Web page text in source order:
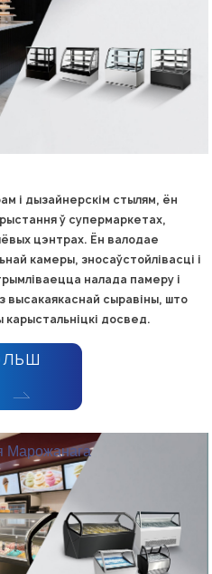
і дызайнерскім стылям, ён
ў супермаркетах,
цэнтрах. Ён валодае
камеры, зносаўстойлівасці і
налада памеру і
высакаякаснай сыравіны, што
досвед.